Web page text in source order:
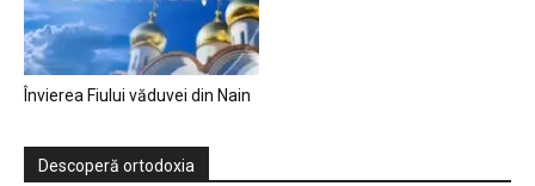
Învierea Fiului văduvei din Nain
Descoperă ortodoxia